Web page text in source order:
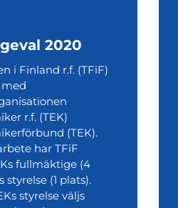
2020
i Finland r.f. (TFiF)
r.f. (TEK)
(TEK).
har TFiF
fullmäktige (4
styrelse (1 plats).
styrelse väljs